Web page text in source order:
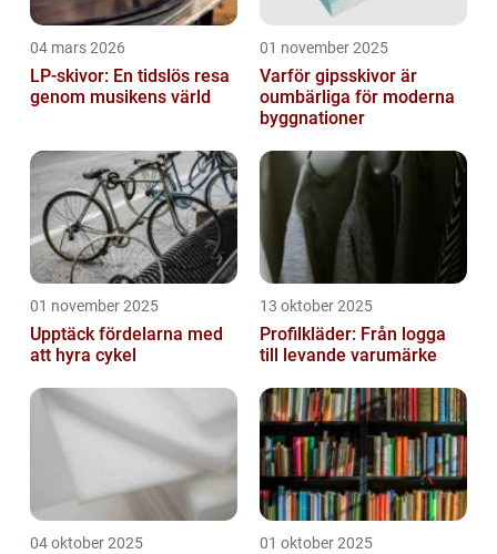
04 mars 2026
LP-skivor: En tidslös resa
genom musikens värld
01 november 2025
Varför gipsskivor är
oumbärliga för moderna
byggnationer
01 november 2025
Upptäck fördelarna med
att hyra cykel
13 oktober 2025
Profilkläder: Från logga
till levande varumärke
04 oktober 2025 01 oktober 2025